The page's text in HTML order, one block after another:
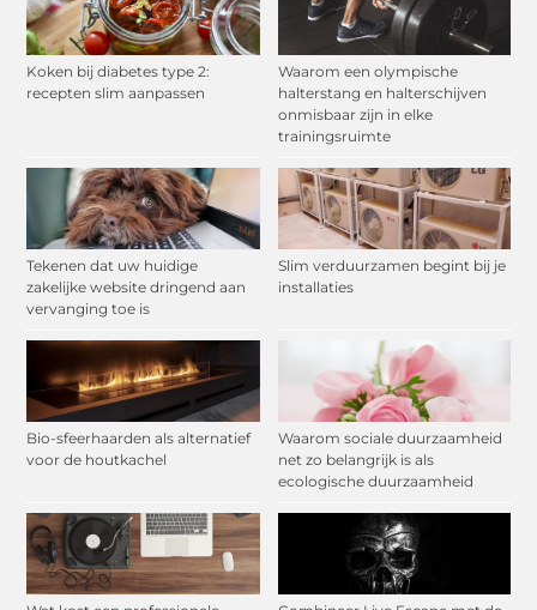
Koken bij diabetes type 2:
recepten slim aanpassen
Waarom een olympische
halterstang en halterschijven
onmisbaar zijn in elke
trainingsruimte
Tekenen dat uw huidige
zakelijke website dringend aan
vervanging toe is
Slim verduurzamen begint bij je
installaties
Bio-sfeerhaarden als alternatief
voor de houtkachel
Waarom sociale duurzaamheid
net zo belangrijk is als
ecologische duurzaamheid